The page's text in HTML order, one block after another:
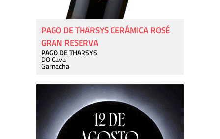
PAGO DE THARSYS CERÁMICA ROSÉ
GRAN RESERVA
PAGO DE THARSYS
DO Cava
Garnacha